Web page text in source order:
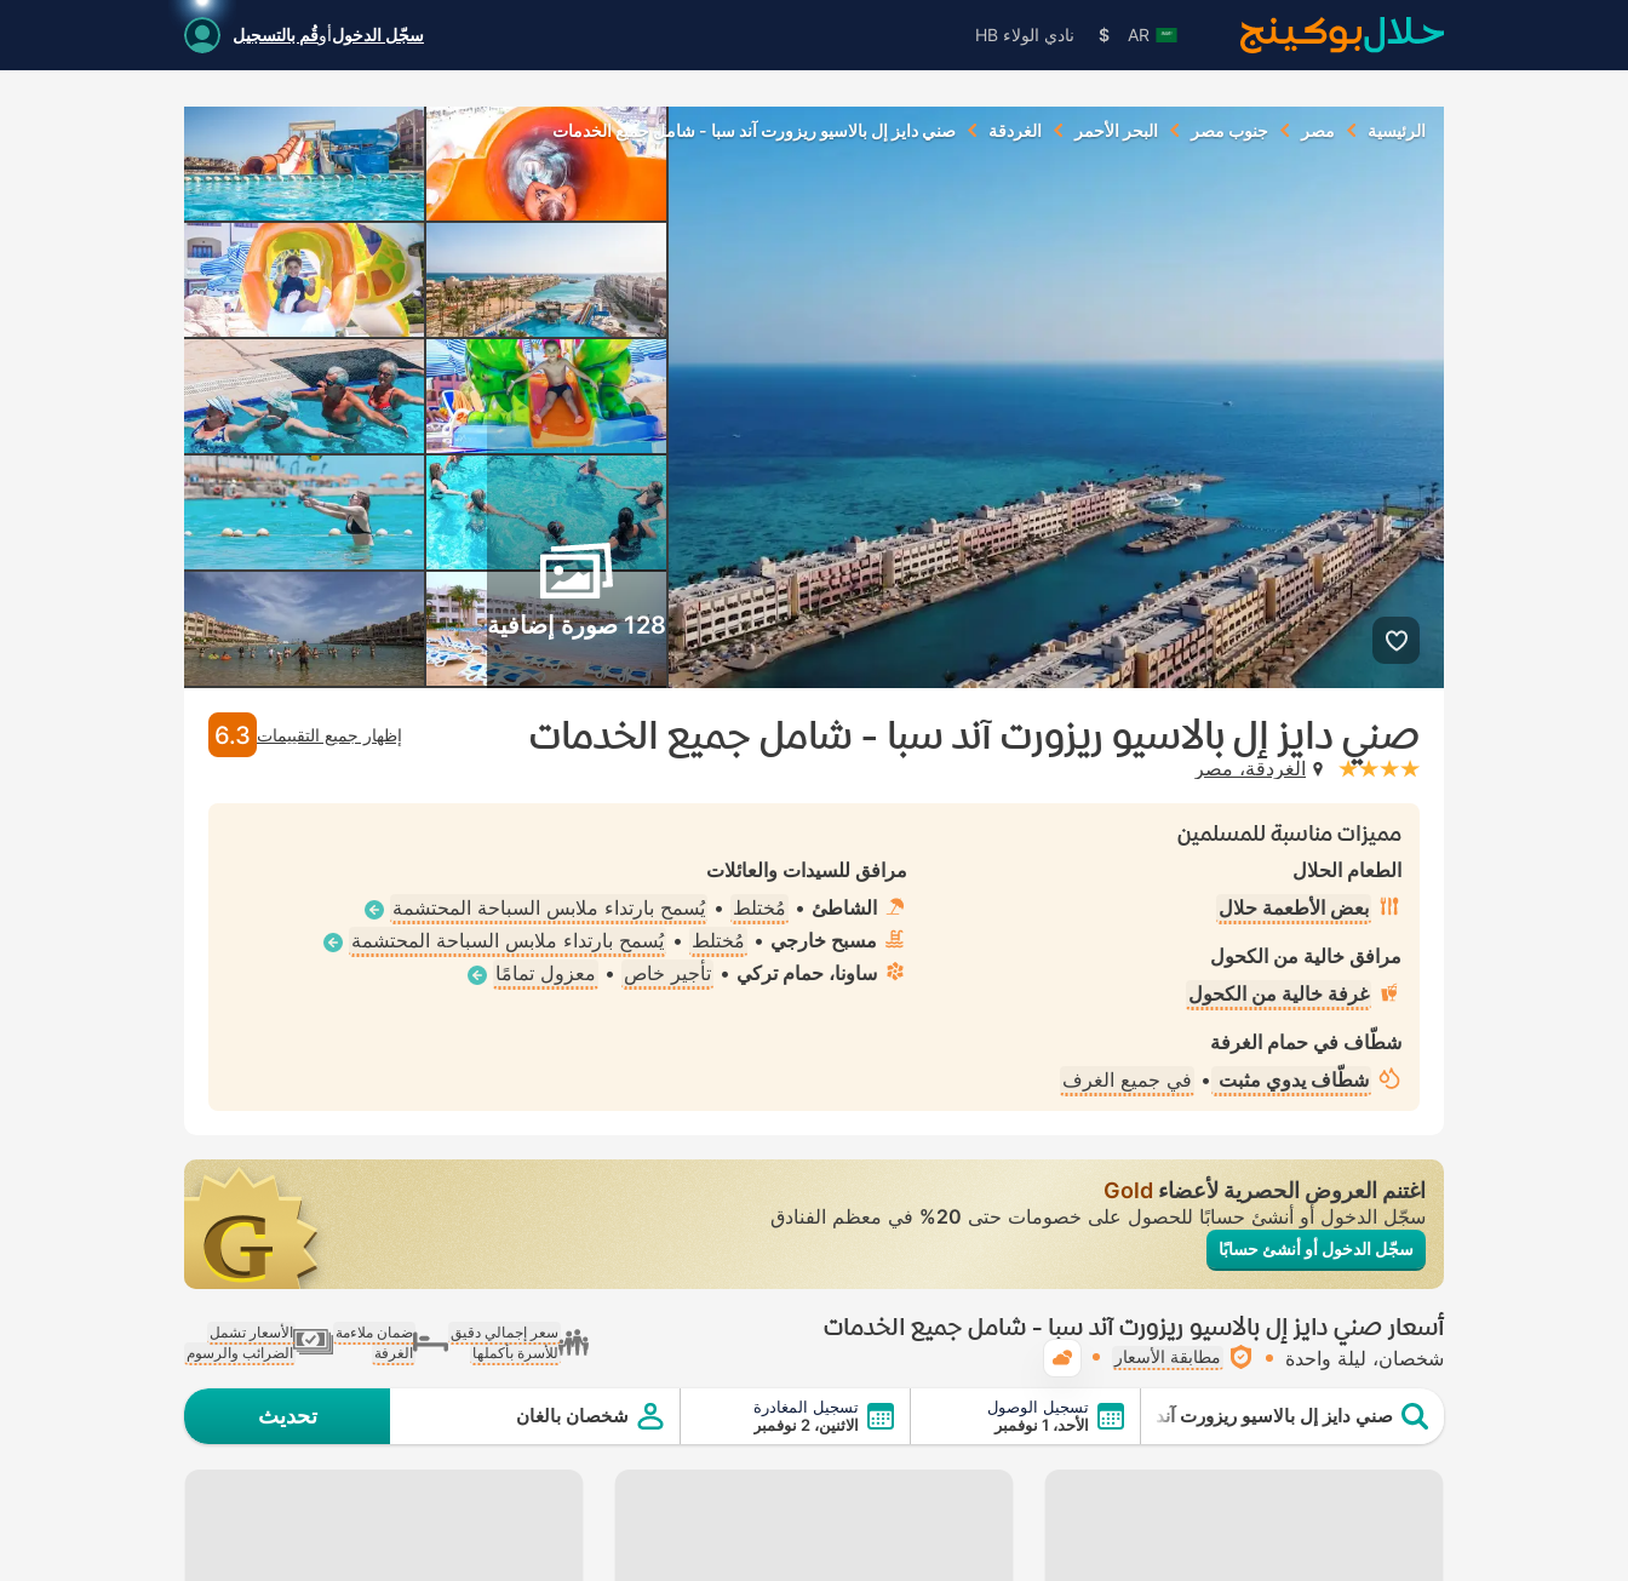
AR
$ نادي الولاء HB سجّل الدخولأوقُم بالتسجيل
الرئيسية مصر جنوب مصر البحر الأحمر الغردقة صني دايز إل بالاسيو ريزورت آند سبا - شامل جميع الخدمات
128 صورة إضافية
صني دايز إل بالاسيو ريزورت آند سبا - شامل جميع الخدمات
stars: 4الغردقة، مصر
إظهار جميع التقييمات 6.3
مميزات مناسبة للمسلمين
الطعام الحلال
بعض الأطعمة حلال
مرافق خالية من الكحول
غرفة خالية من الكحول
شطّاف في حمام الغرفة
شطّاف يدوي مثبت • في جميع الغرف
مرافق للسيدات والعائلات
الشاطئ • مُختلط • يُسمح بارتداء ملابس السباحة المحتشمة
مسبح خارجي • مُختلط • يُسمح بارتداء ملابس السباحة المحتشمة
ساونا، حمام تركي • تأجير خاص • معزول تمامًا
اغتنم العروض الحصرية لأعضاء Gold
سجّل الدخول أو أنشئ حسابًا للحصول على خصومات حتى 20% في معظم الفنادق
سجّل الدخول أو أنشئ حسابًا
أسعار صني دايز إل بالاسيو ريزورت آند سبا - شامل جميع الخدمات
شخصان ليلة واحدة مطابقة الأسعار
سعر إجمالي دقيق
للأسرة بأكملها
ضمان ملاءمة
الغرفة
الأسعار تشمل
الضرائب والرسوم
صني دايز إل بالاسيو ريزورت آند سبا - شامل جميع الخدمات
تسجيل الوصول
الأحد، 1 نوفمبر
تسجيل المغادرة
الاثنين، 2 نوفمبر
شخصان بالغان تحديث